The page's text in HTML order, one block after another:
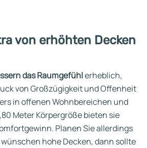
von erhöhten Decken
das Raumgefühlerheblich,
von Großzügigkeit und Offenheit
in offenen Wohnbereichen und
Meter Körpergröße bieten sie
Planen Sie allerdings
hohe Decken, dann sollte